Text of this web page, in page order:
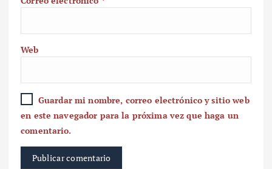
Web
Guardar mi nombre, correo electrónico y sitio web
en este navegador para la próxima vez que haga un
comentario.